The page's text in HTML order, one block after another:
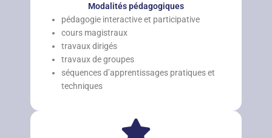
Modalités pédagogiques
pédagogie interactive et participative
cours magistraux
travaux dirigés
travaux de groupes
séquences d’apprentissages pratiques et
techniques